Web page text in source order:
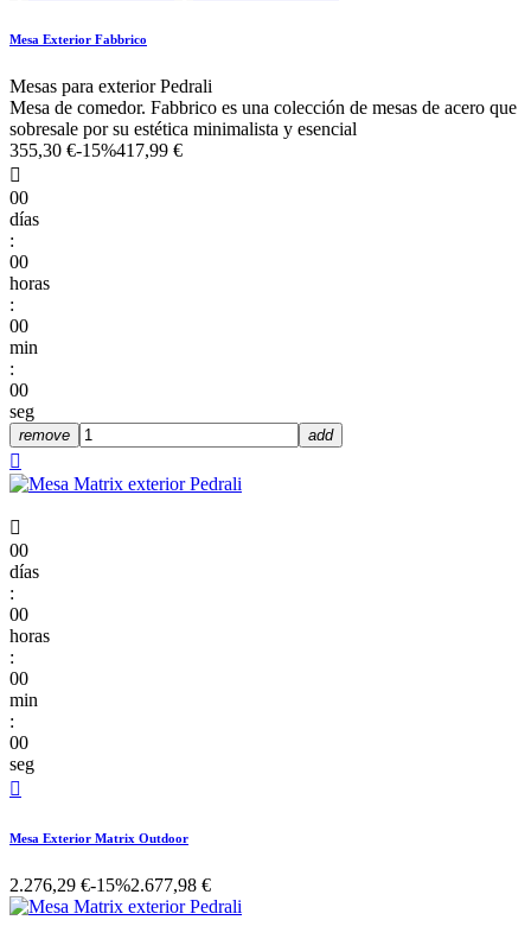
Mesa Exterior Fabbrico
Mesas para exterior Pedrali
Mesa de comedor. Fabbrico es una colección de mesas de acero que
sobresale por su estética minimalista y esencial
355,30 €-15%417,99 €

00
días
:
00
horas
:
00
min
:
00
seg
remove add


00
días
:
00
horas
:
00
min
:
00
seg

Mesa Exterior Matrix Outdoor
2.276,29 €-15%2.677,98 €